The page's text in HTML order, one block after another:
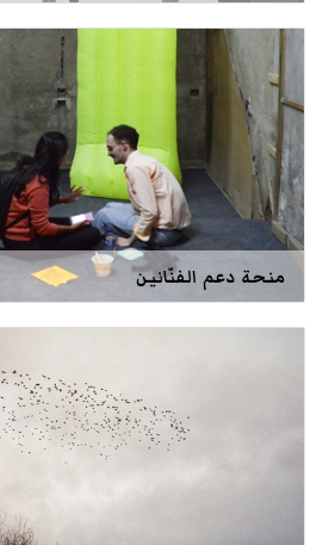
منحة دعم الفنّانين